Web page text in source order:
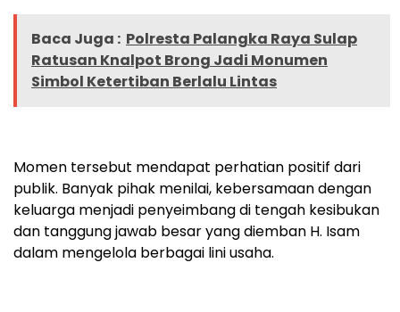
Baca Juga : Polresta Palangka Raya Sulap
Ratusan Knalpot Brong Jadi Monumen
Simbol Ketertiban Berlalu Lintas
Momen tersebut mendapat perhatian positif dari
publik. Banyak pihak menilai, kebersamaan dengan
keluarga menjadi penyeimbang di tengah kesibukan
dan tanggung jawab besar yang diemban H. Isam
dalam mengelola berbagai lini usaha.